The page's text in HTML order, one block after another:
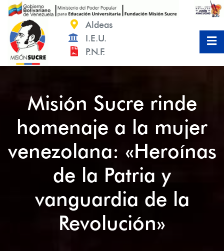
Saltar
contenido
Aldeas
I.E.U.
P.N.F.
Misión Sucre rinde
homenaje a la mujer
venezolana: «Heroínas
de la Patria y
vanguardia de la
Revolución»